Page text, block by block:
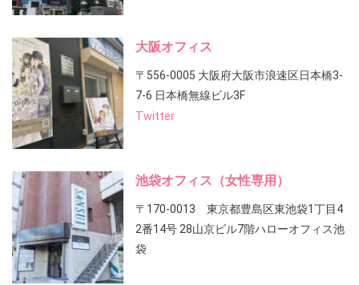
大阪オフィス
〒556-0005 大阪府大阪市浪速区日本橋3-
7-6 日本橋無線ビル3F
Twitter
池袋オフィス（女性専用）
〒170-0013 東京都豊島区東池袋1丁目4
2番14号 28山京ビル7階ハローオフィス池
袋